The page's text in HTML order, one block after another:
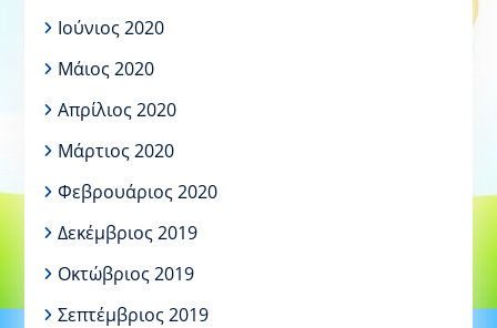
Ιούνιος 2020
Μάιος 2020
Απρίλιος 2020
Μάρτιος 2020
Φεβρουάριος 2020
Δεκέμβριος 2019
Οκτώβριος 2019
Σεπτέμβριος 2019